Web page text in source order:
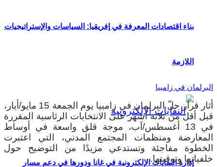
بناء اقتصادات المعرفة في إفريقيا: السياسات والإستراتيجيات
اللازمة
إدارة النفايات الإلكترونية في غانا ودورها في دعم مسار
البرلمان في زامبيا
أثار قرار حلّ البرلمان في زامبيا يوم الجمعة 15 مايو/أيار،
قبل أقل من ثلاثة أشهر على الانتخابات الرئاسية المقررة
في 13 أغسطس/آب، موجة قلق واسعة في أوساط
المعارضة ومنظمات المجتمع المدني، التي اعتبرت
الخطوة مفاجئة وتستدعي مزيدًا من التوضيح حول
خلفياتها وتوقيتها.